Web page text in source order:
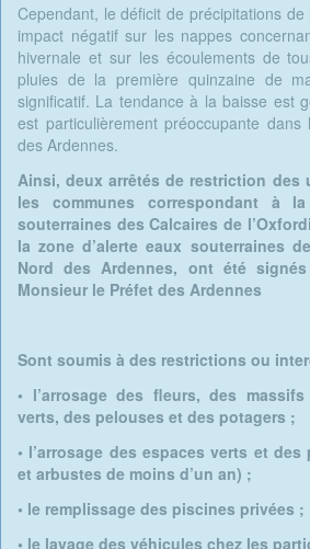
Cependant, le déficit de précipitations
impact négatif sur les nappes
hivernale et sur les écoulements de
pluies de la première quinzaine de
significatif. La tendance à la baisse est
est particulièrement préoccupante
des Ardennes.
Ainsi, deux arrêtés de restriction des
les communes correspondant à
souterraines des Calcaires de
la zone d’alerte eaux souterraines
Nord des Ardennes, ont été
Monsieur le Préfet des Ardennes
Sont soumis à des restrictions ou
• l’arrosage des fleurs, des
verts, des pelouses et des potagers ;
• l’arrosage des espaces verts et des
et arbustes de moins d’un an) ;
• le remplissage des piscines privées ;
• le lavage des véhicules chez les